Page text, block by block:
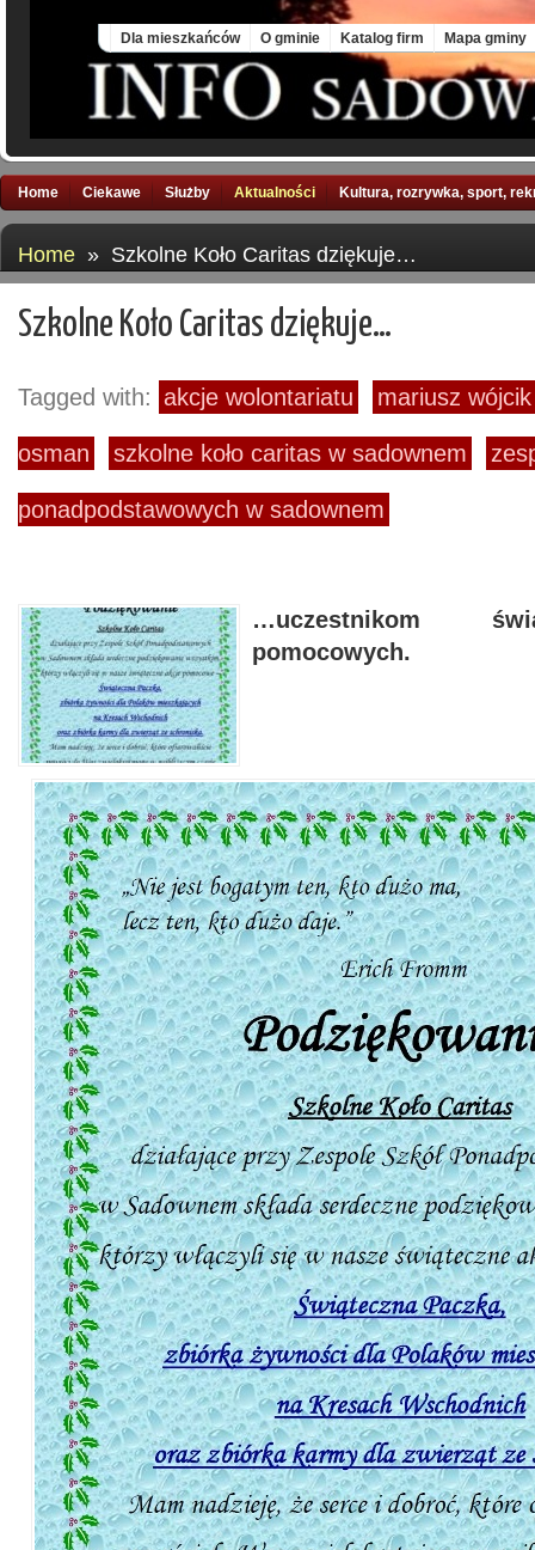
Dla mieszkańców O gminie Katalog firm Mapa gminy
Home Ciekawe Służby Aktualności Kultura, rozrywka, sport,
Home » Szkolne Koło Caritas dziękuje…
Szkolne Koło Caritas dziękuje…
Tagged with: akcje wolontariatu mariusz wójcik
osman szkolne koło caritas w sadownem
ponadpodstawowych w sadownem
…uczestnikom
pomocowych.